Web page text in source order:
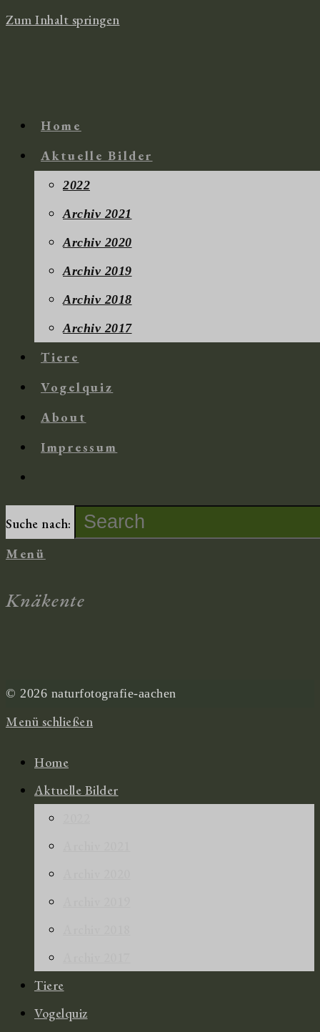
Zum Inhalt springen
Home
Aktuelle Bilder
2022
Archiv 2021
Archiv 2020
Archiv 2019
Archiv 2018
Archiv 2017
Tiere
Vogelquiz
About
Impressum
Suche nach:
Menü
Knäkente
© 2026 naturfotografie-aachen
Menü schließen
Home
Aktuelle Bilder
Tiere
Vogelquiz